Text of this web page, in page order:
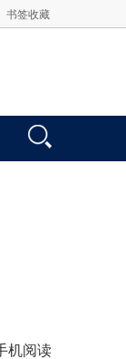
书签收藏
机阅读